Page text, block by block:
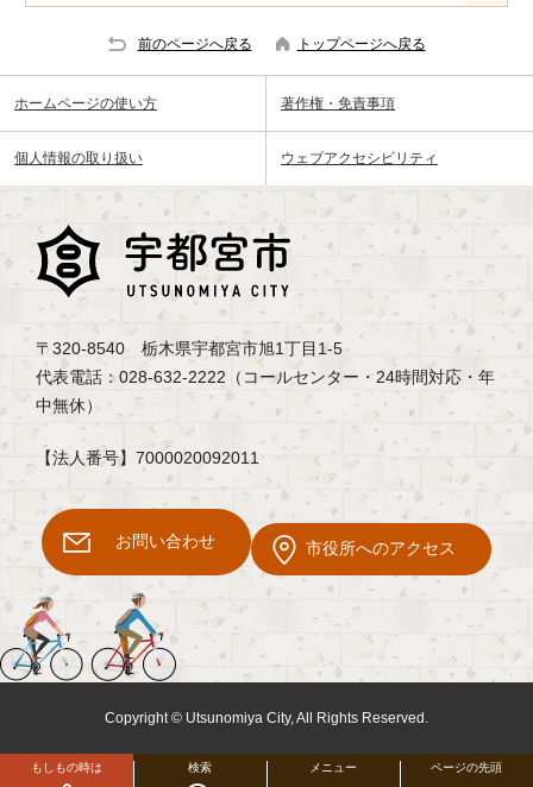
前のページへ戻る トップページへ戻る
検索
もしもの時は メニュー ページの先頭
ホームページの使い方 著作権・免責事項
個人情報の取り扱い ウェブアクセシビリティ
〒320-8540 栃木県宇都宮市旭1丁目1-5
代表電話：028-632-2222（コールセンター・24時間対応・年
中無休）
【法人番号】7000020092011
お問い合わせ 市役所へのアクセス
Copyright © Utsunomiya City, All Rights Reserved.